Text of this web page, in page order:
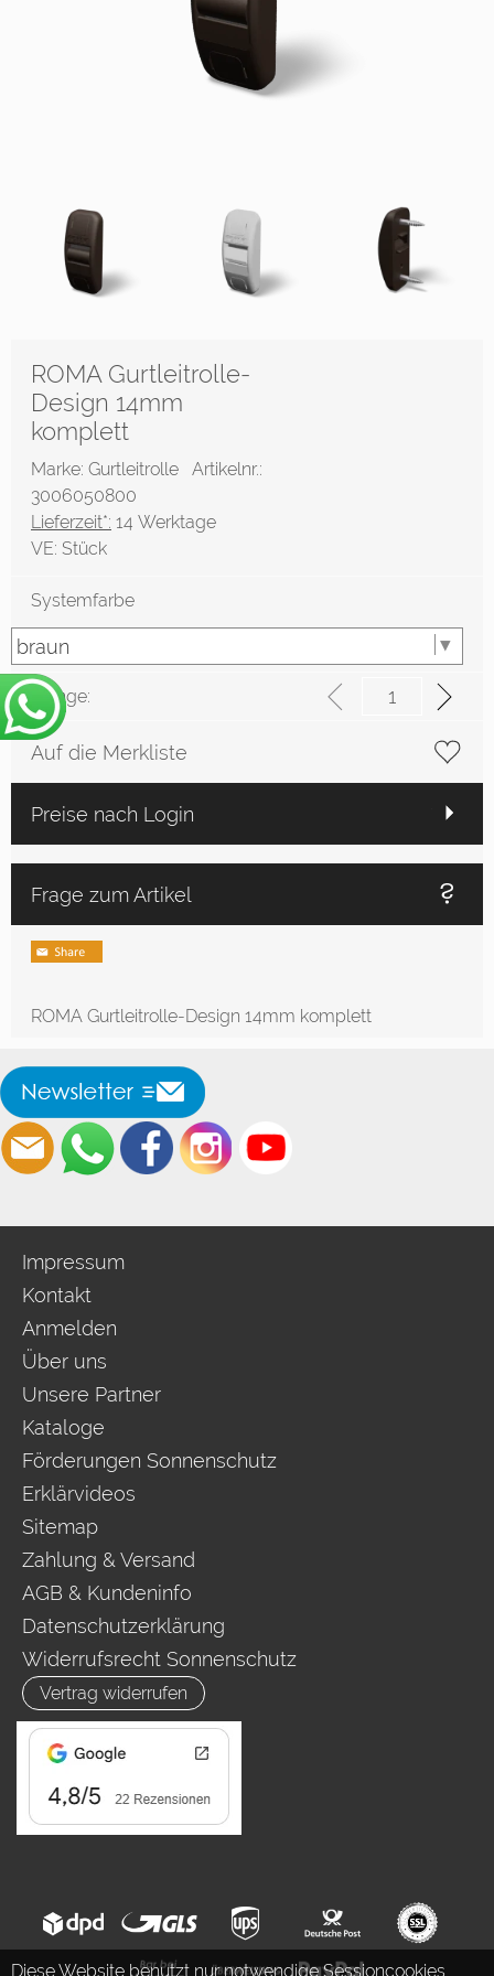
Diese Website benutzt nur notwendige Sessioncookies
ROMA Gurtleitrolle-
Design 14mm
komplett
Marke: Gurtleitrolle Artikelnr.:
3006050800
Lieferzeit*: 14 Werktage
VE: Stück
Systemfarbe
Menge:
Auf die Merkliste
Preise nach Login
Frage zum Artikel
ROMA Gurtleitrolle-Design 14mm komplett
Impressum
Kontakt
Anmelden
Über uns
Unsere Partner
Kataloge
Förderungen Sonnenschutz
Erklärvideos
Sitemap
Zahlung & Versand
AGB & Kundeninfo
Datenschutzerklärung
Widerrufsrecht Sonnenschutz
Vertrag widerrufen